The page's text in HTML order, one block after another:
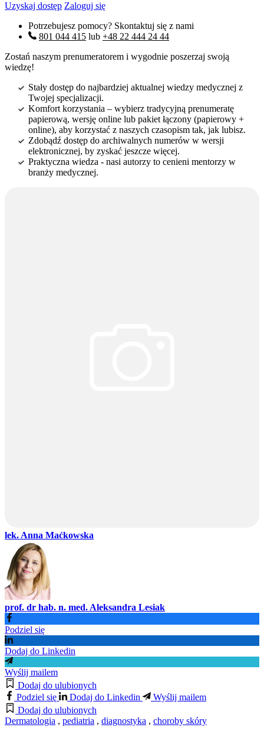
Uzyskaj dostęp Zaloguj się
Potrzebujesz pomocy? Skontaktuj się z nami
801 044 415 lub +48 22 444 24 44
Zostań naszym prenumeratorem i wygodnie poszerzaj swoją
wiedzę!
Stały dostęp do najbardziej aktualnej wiedzy medycznej z
Twojej specjalizacji.
Komfort korzystania – wybierz tradycyjną prenumeratę
papierową, wersję online lub pakiet łączony (papierowy +
online), aby korzystać z naszych czasopism tak, jak lubisz.
Zdobądź dostęp do archiwalnych numerów w wersji
elektronicznej, by zyskać jeszcze więcej.
Praktyczna wiedza - nasi autorzy to cenieni mentorzy w
branży medycznej.
lek. Anna Maćkowska
prof. dr hab. n. med. Aleksandra Lesiak
Podziel się
Dodaj do Linkedin
Wyślij mailem
Dodaj do ulubionych
Podziel się
Dodaj do Linkedin
Wyślij mailem
Dodaj do ulubionych
Dermatologia , pediatria , diagnostyka , choroby skóry